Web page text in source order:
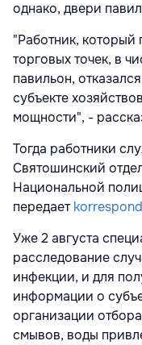
однако, двери
"Работник,
торговых точек, в
павильон,
субъекте
мощности", -
Тогда работники
Святошинский
Национальной
передает
Уже 2 августа
расследование
инфекции, и для
информации о
организации
смывов, воды